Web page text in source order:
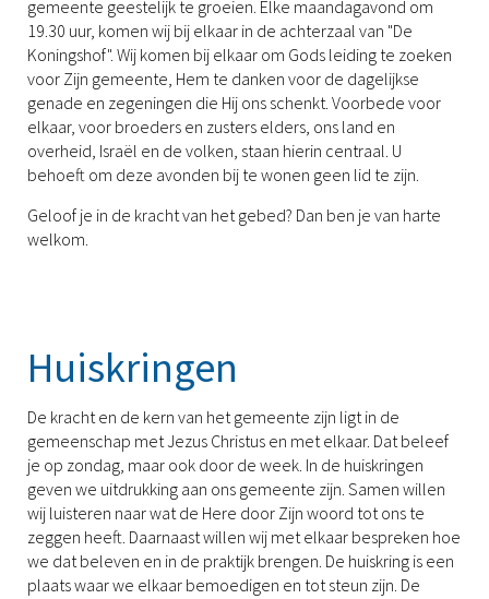
gemeente geestelijk te groeien. Elke maandagavond om
19.30 uur, komen wij bij elkaar in de achterzaal van "De
Koningshof". Wij komen bij elkaar om Gods leiding te zoeken
voor Zijn gemeente, Hem te danken voor de dagelijkse
genade en zegeningen die Hij ons schenkt. Voorbede voor
elkaar, voor broeders en zusters elders, ons land en
overheid, Israël en de volken, staan hierin centraal. U
behoeft om deze avonden bij te wonen geen lid te zijn.
Geloof je in de kracht van het gebed? Dan ben je van harte
welkom.
Huiskringen
De kracht en de kern van het gemeente zijn ligt in de
gemeenschap met Jezus Christus en met elkaar. Dat beleef
je op zondag, maar ook door de week. In de huiskringen
geven we uitdrukking aan ons gemeente zijn. Samen willen
wij luisteren naar wat de Here door Zijn woord tot ons te
zeggen heeft. Daarnaast willen wij met elkaar bespreken hoe
we dat beleven en in de praktijk brengen. De huiskring is een
plaats waar we elkaar bemoedigen en tot steun zijn. De